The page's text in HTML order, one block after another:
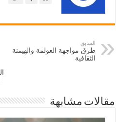
السابق
طرق مواجهة العولمة والهيمنة
الثقافية
مقالات مشابهة